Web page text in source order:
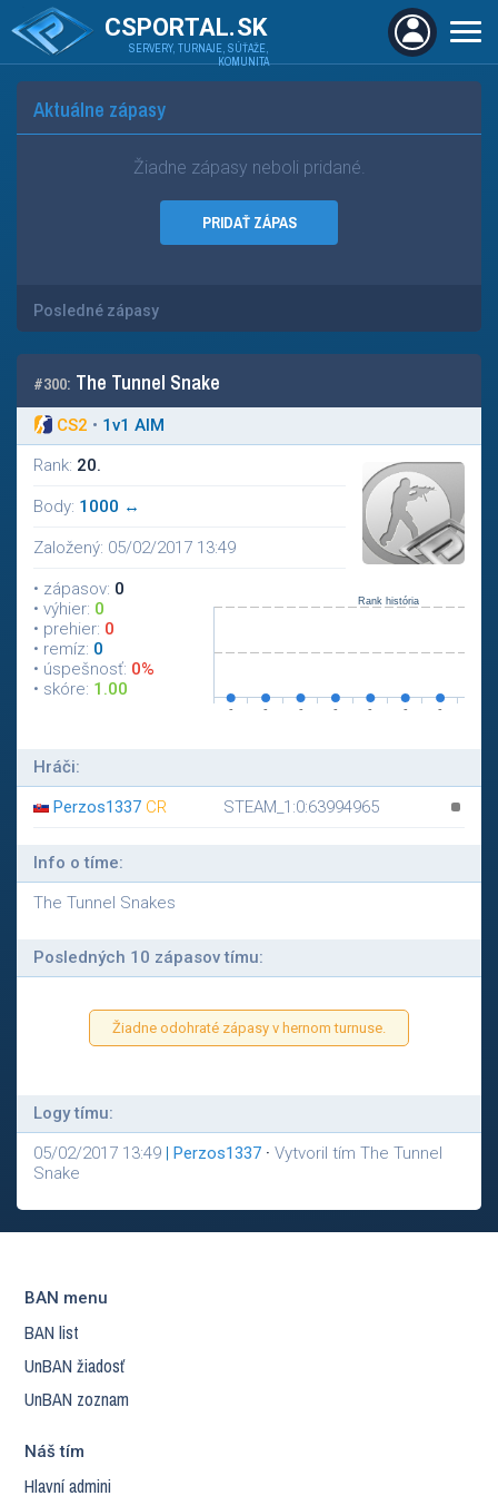
CSPORTAL.SK
SERVERY, TURNAJE, SÚŤAŽE,
KOMUNITA
Aktuálne zápasy
Žiadne zápasy neboli pridané.
PRIDAŤ ZÁPAS
Posledné zápasy
#300: The Tunnel Snake
CS2 • 1v1 AIM
Rank: 20.
Body: 1000 ↔
Založený: 05/02/2017 13:49
• zápasov: 0
• výhier: 0
• prehier: 0
• remíz: 0
• úspešnosť: 0%
• skóre: 1.00
Hráči:
Perzos1337 CR STEAM_1:0:63994965
Info o tíme:
The Tunnel Snakes
Posledných 10 zápasov tímu:
Žiadne odohraté zápasy v hernom turnuse.
Logy tímu:
05/02/2017 13:49 | Perzos1337 · Vytvoril tím The Tunnel
Snake
BAN menu
BAN list
UnBAN žiadosť
UnBAN zoznam
Náš tím
Hlavní admini